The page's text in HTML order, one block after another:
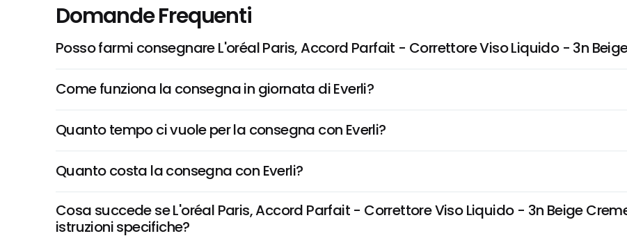
Domande Frequenti
Posso farmi consegnare L'oréal Paris, Accord Parfait - Correttore Viso Liquido - 3n
Come funziona la consegna in giornata di Everli?
Quanto tempo ci vuole per la consegna con Everli?
Quanto costa la consegna con Everli?
Cosa succede se L'oréal Paris, Accord Parfait - Correttore Viso Liquido - 3n Beige
istruzioni specifiche?